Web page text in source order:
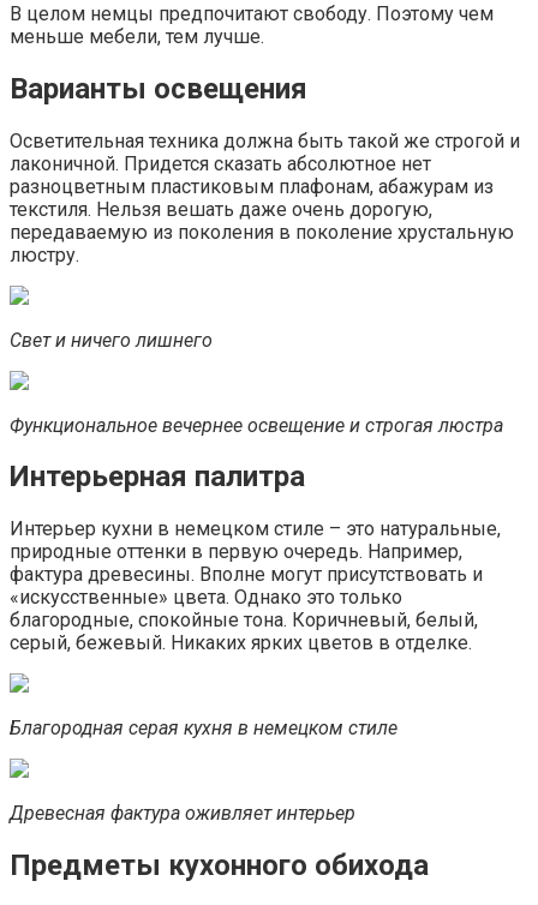
В целом немцы предпочитают свободу. Поэтому чем
меньше мебели, тем лучше.
Варианты освещения
Осветительная техника должна быть такой же строгой и
лаконичной. Придется сказать абсолютное нет
разноцветным пластиковым плафонам, абажурам из
текстиля. Нельзя вешать даже очень дорогую,
передаваемую из поколения в поколение хрустальную
люстру.
Свет и ничего лишнего
Функциональное вечернее освещение и строгая люстра
Интерьерная палитра
Интерьер кухни в немецком стиле – это натуральные,
природные оттенки в первую очередь. Например,
фактура древесины. Вполне могут присутствовать и
«искусственные» цвета. Однако это только
благородные, спокойные тона. Коричневый, белый,
серый, бежевый. Никаких ярких цветов в отделке.
Благородная серая кухня в немецком стиле
Древесная фактура оживляет интерьер
Предметы кухонного обихода